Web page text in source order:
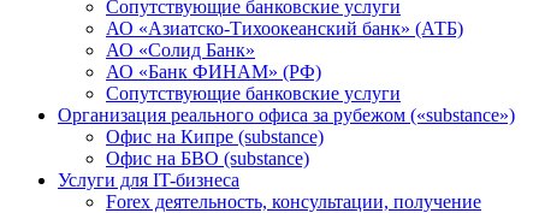
Сопутствующие банковские услуги
АО «Азиатско-Тихоокеанский банк» (АТБ)
АО «Солид Банк»
АО «Банк ФИНАМ» (РФ)
Сопутствующие банковские услуги
Организация реального офиса за рубежом («substance»)
Офис на Кипре (substance)
Офис на БВО (substance)
Услуги для IT-бизнеса
Forex деятельность, консультации, получение